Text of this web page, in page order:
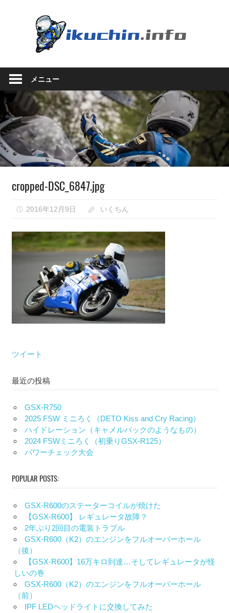
プ
ち
ん
ち
ブ
ロ
グ
（モ
ト
ロ
で
い）
メニュー
cropped-DSC_6847.jpg
2016年12月9日 いくちん
ツイート
最近の投稿
GSX-R750
2025 FSW ミニろく（DETO Kiss and Cry Racing）
ハイドレーション（キャメルバックのようなもの）
2024 FSWミニろく（初乗りGSX-R125）
パワーチェック大会
POPULAR POSTS:
GSX-R600のステーターコイルが焼けた
【GSX-R600】 レギュレータ故障？
2年ぶり2回目の電装トラブル
GSX-R600（K2）のエンジンをフルオーバーホール
（後）
【GSX-R600】16万キロ到達…そしてレギュレータが怪
しいの巻
GSX-R600（K2）のエンジンをフルオーバーホール
（前）
IPF LEDヘッドライトに交換してみた